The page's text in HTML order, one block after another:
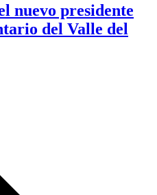
nuevo presidente
del Valle del